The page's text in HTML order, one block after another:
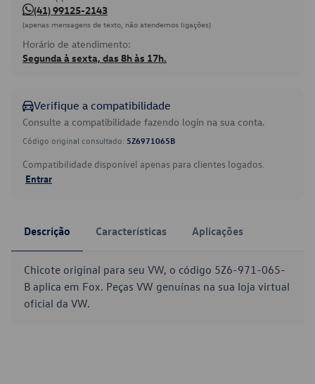
(41) 99125-2143
(apenas mensagens de texto, não atendemos ligações)
Horário de atendimento:
Segunda à sexta, das 8h às 17h.
Verifique a compatibilidade
Consulte a compatibilidade fazendo login na sua conta.
Código original consultado: 5Z6971065B
Compatibilidade disponível apenas para clientes logados.
Entrar
Descrição Características Aplicações
Chicote original para seu VW, o código 5Z6-971-065-
B aplica em Fox. Peças VW genuínas na sua loja virtual
oficial da VW.